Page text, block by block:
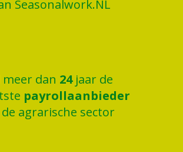
Seasonalwork.NL
meer dan 25 jaar de
payrollaanbieder
agrarische sector